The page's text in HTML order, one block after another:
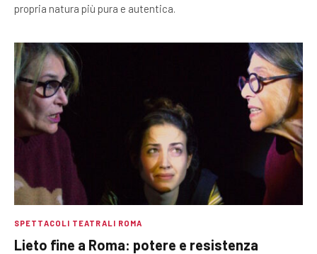
propria natura più pura e autentica.
SPETTACOLI TEATRALI ROMA
Lieto fine a Roma: potere e resistenza